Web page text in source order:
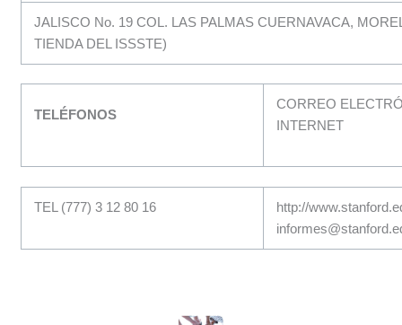
JALISCO No. 19 COL. LAS PALMAS CUERNAVACA,
TIENDA DEL ISSSTE)
TELÉFONOS
CORREO
INTERNET
TEL (777) 3 12 80 16
http://